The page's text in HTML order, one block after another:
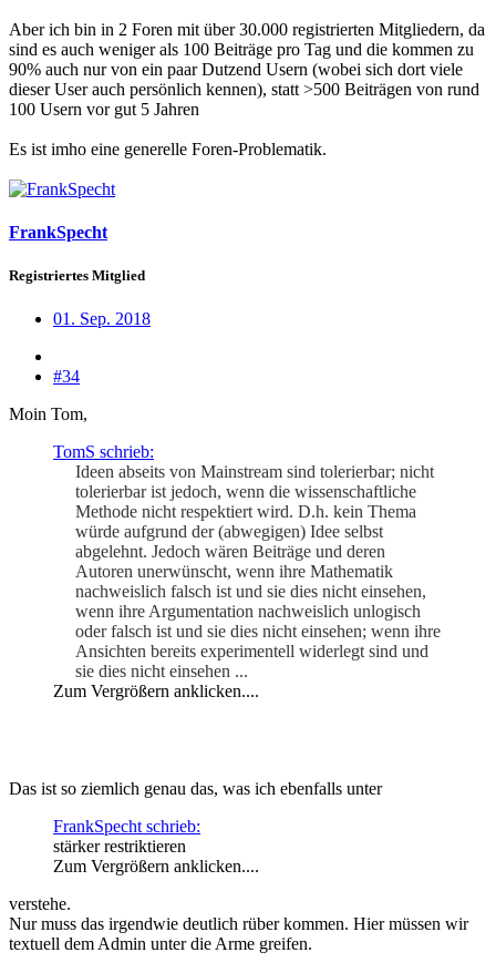
Aber ich bin in 2 Foren mit über 30.000 registrierten Mitgliedern, da
sind es auch weniger als 100 Beiträge pro Tag und die kommen zu
90% auch nur von ein paar Dutzend Usern (wobei sich dort viele
dieser User auch persönlich kennen), statt >500 Beiträgen von rund
100 Usern vor gut 5 Jahren
Es ist imho eine generelle Foren-Problematik.
FrankSpecht
Registriertes Mitglied
01. Sep. 2018
#34
Moin Tom,
TomS schrieb:
Ideen abseits von Mainstream sind tolerierbar; nicht
tolerierbar ist jedoch, wenn die wissenschaftliche
Methode nicht respektiert wird. D.h. kein Thema
würde aufgrund der (abwegigen) Idee selbst
abgelehnt. Jedoch wären Beiträge und deren
Autoren unerwünscht, wenn ihre Mathematik
nachweislich falsch ist und sie dies nicht einsehen,
wenn ihre Argumentation nachweislich unlogisch
oder falsch ist und sie dies nicht einsehen; wenn ihre
Ansichten bereits experimentell widerlegt sind und
sie dies nicht einsehen ...​
Zum Vergrößern anklicken....
Das ist so ziemlich genau das, was ich ebenfalls unter
FrankSpecht schrieb:
stärker restriktieren
Zum Vergrößern anklicken....
verstehe.
Nur muss das irgendwie deutlich rüber kommen. Hier müssen wir
textuell dem Admin unter die Arme greifen.